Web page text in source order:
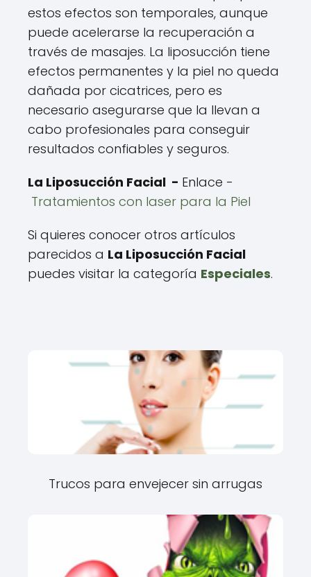
estos efectos son temporales, aunque
puede acelerarse la recuperación a
través de masajes. La liposucción tiene
efectos permanentes y la piel no queda
dañada por cicatrices, pero es
necesario asegurarse que la llevan a
cabo profesionales para conseguir
resultados confiables y seguros.
La Liposucción Facial - Enlace -
Tratamientos con laser para la Piel
Si quieres conocer otros artículos
parecidos a La Liposucción Facial
puedes visitar la categoría Especiales.
Trucos para envejecer sin arrugas